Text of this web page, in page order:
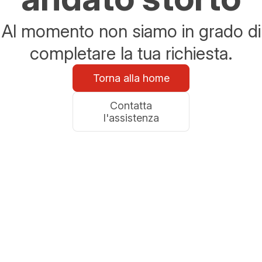
Al momento non siamo in grado di
completare la tua richiesta.
Torna alla home
Contatta
l'assistenza